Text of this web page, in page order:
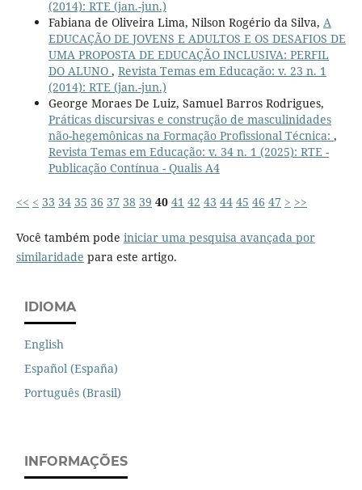
(2014): RTE (jan.-jun.)
Fabiana de Oliveira Lima, Nilson Rogério da Silva, A
EDUCAÇÃO DE JOVENS E ADULTOS E OS DESAFIOS DE
UMA PROPOSTA DE EDUCAÇÃO INCLUSIVA: PERFIL
DO ALUNO , Revista Temas em Educação: v. 23 n. 1
(2014): RTE (jan.-jun.)
George Moraes De Luiz, Samuel Barros Rodrigues,
Práticas discursivas e construção de masculinidades
não-hegemônicas na Formação Profissional Técnica: ,
Revista Temas em Educação: v. 34 n. 1 (2025): RTE -
Publicação Contínua - Qualis A4
<< < 33 34 35 36 37 38 39 40 41 42 43 44 45 46 47 > >>
Você também pode iniciar uma pesquisa avançada por
similaridade para este artigo.
IDIOMA
English
Español (España)
Português (Brasil)
INFORMAÇÕES